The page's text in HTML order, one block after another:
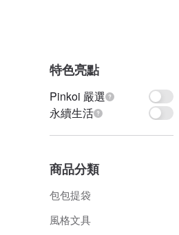
特色亮點
Pinkoi 嚴選
永續生活
商品分類
包包提袋
風格文具